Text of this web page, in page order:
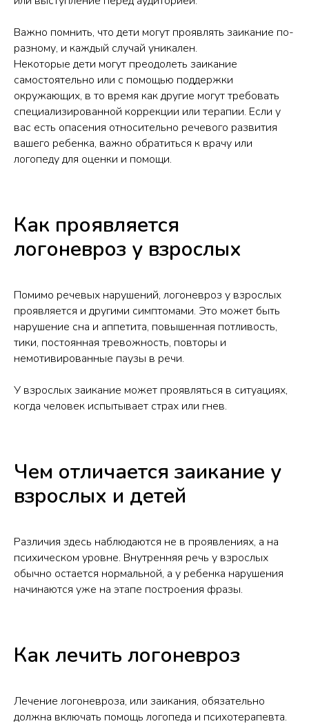
Важно помнить, что дети могут проявлять заикание по-
разному, и каждый случай уникален.
Некоторые дети могут преодолеть заикание
самостоятельно или с помощью поддержки
окружающих, в то время как другие могут требовать
специализированной коррекции или терапии. Если у
вас есть опасения относительно речевого развития
вашего ребенка, важно обратиться к врачу или
логопеду для оценки и помощи.
Как проявляется
логоневроз у взрослых
Помимо речевых нарушений, логоневроз у взрослых
проявляется и другими симптомами. Это может быть
нарушение сна и аппетита, повышенная потливость,
тики, постоянная тревожность, повторы и
немотивированные паузы в речи.
У взрослых заикание может проявляться в ситуациях,
когда человек испытывает страх или гнев.
Чем отличается заикание у
взрослых и детей
Различия здесь наблюдаются не в проявлениях, а на
психическом уровне. Внутренняя речь у взрослых
обычно остается нормальной, а у ребенка нарушения
начинаются уже на этапе построения фразы.
Как лечить логоневроз
Лечение логоневроза, или заикания, обязательно
должна включать помощь логопеда и психотерапевта.